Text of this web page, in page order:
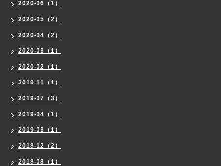
2020-06（1）
2020-05（2）
2020-04（2）
2020-03（1）
2020-02（1）
2019-11（1）
2019-07（3）
2019-04（1）
2019-03（1）
2018-12（2）
2018-08（1）